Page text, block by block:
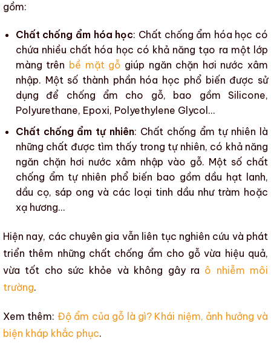
gồm:
Chất chống ẩm hóa học: Chất chống ẩm hóa học có
chứa nhiều chất hóa học có khả năng tạo ra một lớp
màng trên bề mặt gỗ giúp ngăn chặn hơi nước xâm
nhập. Một số thành phần hóa học phổ biến được sử
dụng để chống ẩm cho gỗ, bao gồm Silicone,
Polyurethane, Epoxi, Polyethylene Glycol…
Chất chống ẩm tự nhiên: Chất chống ẩm tự nhiên là
những chất được tìm thấy trong tự nhiên, có khả năng
ngăn chặn hơi nước xâm nhập vào gỗ. Một sốchất
chống ẩm tự nhiên phổ biến bao gồm dầu hạt lanh,
dầu cọ, sáp ong và các loại tinh dầu như tràm hoặc
xạ hương…
Hiện nay, các chuyên gia vẫn liên tục nghiên cứu và phát
triển thêm những chất chống ẩm cho gỗ vừa hiệu quả,
vừa tốt cho sức khỏe và không gây ra ô nhiễm môi
trường.
Xem thêm: Độ ẩm của gỗ là gì? Khái niệm, ảnh hưởng và
biện kháp khắc phục.